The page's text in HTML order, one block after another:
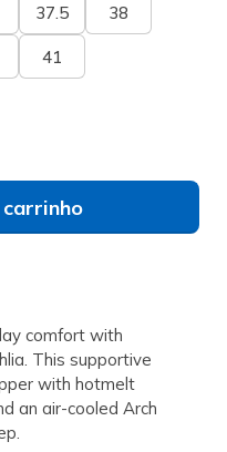
37.5 38
41
comfort with
This supportive
with hotmelt
an air-cooled Arch